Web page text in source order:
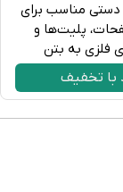
مناسب برای
پلیت‌ها و
فلزی به بتن
با تخفیف